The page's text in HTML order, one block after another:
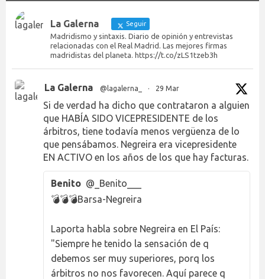
La Galerna Seguir
Madridismo y sintaxis. Diario de opinión y entrevistas
relacionadas con el Real Madrid. Las mejores firmas
madridistas del planeta. https://t.co/zLS1tzeb3h
La Galerna @lagalerna_ · 29 Mar
Si de verdad ha dicho que contrataron a alguien
que HABÍA SIDO VICEPRESIDENTE de los
árbitros, tiene todavía menos vergüenza de lo
que pensábamos. Negreira era vicepresidente
EN ACTIVO en los años de los que hay facturas.
Benito @_Benito___
💣💣💣Barsa-Negreira
Laporta habla sobre Negreira en El País:
"Siempre he tenido la sensación de q
debemos ser muy superiores, porq los
árbitros no nos favorecen. Aquí parece q